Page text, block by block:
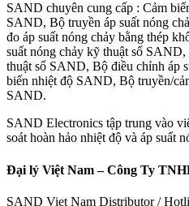
SAND chuyên cung cấp : Cảm
SAND, Bộ truyền áp suất nóng
đo áp suất nóng chảy bằng thép
suất nóng chảy kỹ thuật số
thuật số SAND, Bộ điều chỉnh áp
biến nhiệt độ SAND, Bộ truyền/
SAND.
SAND Electronics tập trung vào
soát hoàn hảo nhiệt độ và áp suất
Đại lý Việt Nam – Công Ty
SAND Viet Nam Distributor /